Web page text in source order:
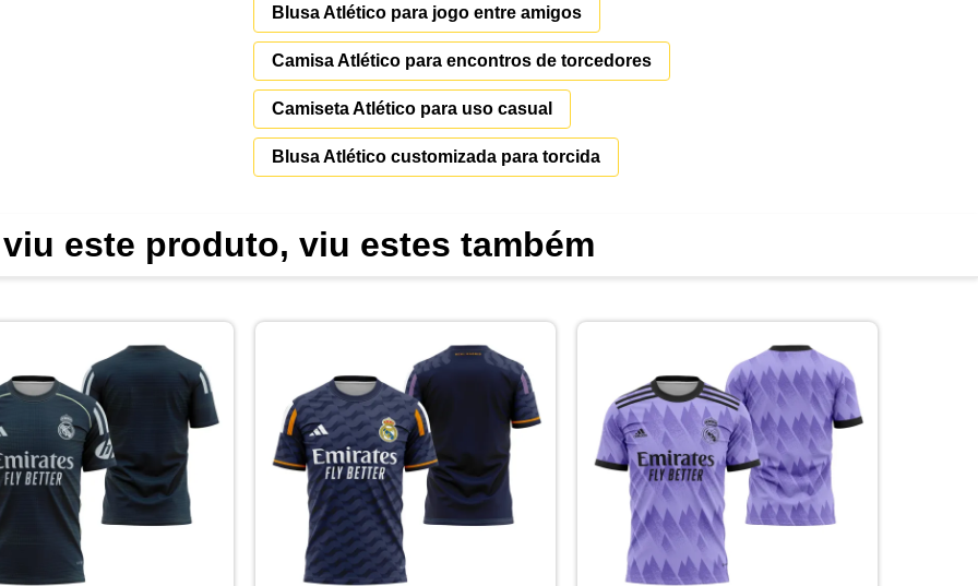
Blusa Atlético para jogo entre amigos
Camisa Atlético para encontros de torcedores
Camiseta Atlético para uso casual
Blusa Atlético customizada para torcida
este produto, viu estes também